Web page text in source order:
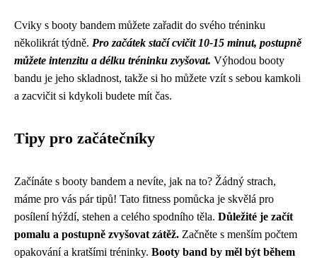
Cviky s booty bandem můžete zařadit do svého tréninku
několikrát týdně. Pro začátek stačí cvičit 10-15 minut, postupně
můžete intenzitu a délku tréninku zvyšovat. Výhodou booty
bandu je jeho skladnost, takže si ho můžete vzít s sebou kamkoli
a zacvičit si kdykoli budete mít čas.
Tipy pro začátečníky
Začínáte s booty bandem a nevíte, jak na to? Žádný strach,
máme pro vás pár tipů! Tato fitness pomůcka je skvělá pro
posílení hýždí, stehen a celého spodního těla. Důležité je začít
pomalu a postupně zvyšovat zátěž. Začněte s menším počtem
opakování a kratšími tréninky. Booty band by měl být během